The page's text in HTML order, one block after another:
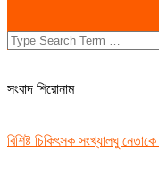
Search
সংবাদ শিরোনাম
বিশিষ্ট চিকিৎসক সংখ্যালঘু